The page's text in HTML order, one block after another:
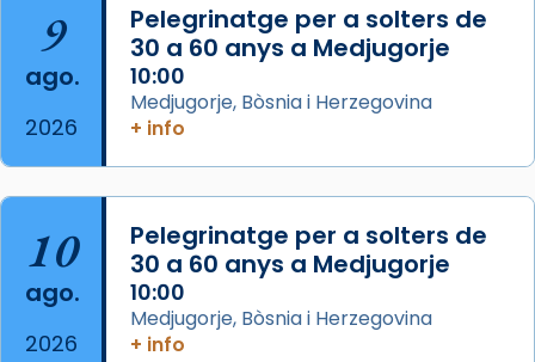
de Barcelona.
2 weeks ago
Aquest dilluns, 27 de juliol, ha tingut lloc la
missa d’acció de gràcies en agraïment al
comitè organitzador de la visita apostòlica
del Sant Pare Lleó XIV a Barcelona, i als
col·laboradors, a la Catedral de Barcelona.
L’arquebisbe de Barcelona, el cardenal Joan
Josep Omella, ha presidit la missa i l’ha
concelebrat el bisbe auxiliar de Barcelona,
Mons. David Abadías.
9
ago.
2026
Pelegrinatge per a solters de
30 a 60 anys a Medjugorje
10:00
Medjugorje, Bòsnia i Herzegovina
+ info
10
ago.
2026
Pelegrinatge per a solters de
30 a 60 anys a Medjugorje
10:00
Medjugorje, Bòsnia i Herzegovina
+ info